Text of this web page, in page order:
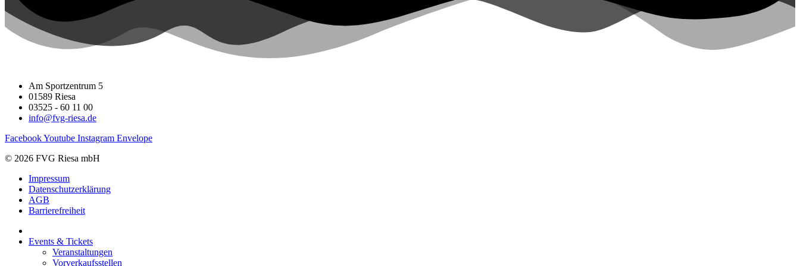
Am Sportzentrum 5
01589 Riesa
03525 - 60 11 00
info@fvg-riesa.de
FacebookYoutube Instagram Envelope
© 2026 FVG Riesa mbH
Impressum
Datenschutzerklärung
AGB
Barrierefreiheit
Events & Tickets
Veranstaltungen
Vorverkaufsstellen